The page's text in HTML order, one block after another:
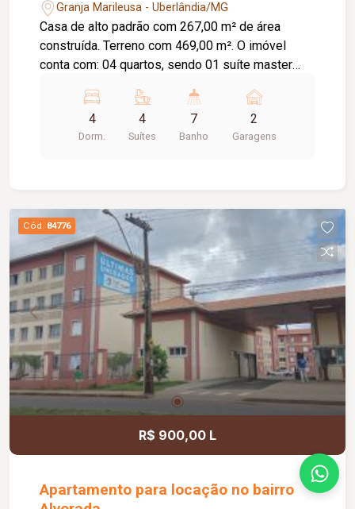
Granja Marileusa - Uberlândia/MG
Casa de alto padrão com 267,00 m² de área
construída. Terreno com 469,00 m². O imóvel
conta com: 04 quartos, sendo 01 suíte master
Lavabo; Sala de estar com pé-direito duplo
integrada à sala de jantar; Cozinha integrada com
armários planejados, torre quente e ilha;
Diferenciais: Projeto arquitetônico
contemporâneo em estilo industrial; Piso térreo
em porcelanato e piso superior em vinílico;
Escada com acabamento amadeirado Cumaru;
Sanitários Roca e metais Deca; Sistema de
energia fotovoltaica de 6.600 W; Água aquecida
em todas as torneiras, exceto no lavabo; Todos
os quartos e o escritório com ar-condicionado;
Janelas automatizadas; Automação residencial;
Sistema de irrigação automática dos jardins;
Ambientes amplos, integrados e com excelente
iluminação natural, proporcionando conforto,
funcionalidade e sofisticação.
4
Dorm.
4
Suítes
7
Banho
2
Garagens
Cód. 84776
R$ 900,00 L
Apartamento para locação no bairro